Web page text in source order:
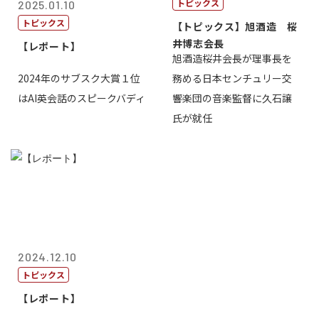
2025.01.10
トピックス
【レポート】
2024年のサブスク大賞１位
はAI英会話のスピークバディ
トピックス
【トピックス】旭酒造 桜
井博志会長
旭酒造桜井会長が理事長を
務める日本センチュリー交
響楽団の音楽監督に久石譲
氏が就任
2024.12.10
トピックス
【レポート】